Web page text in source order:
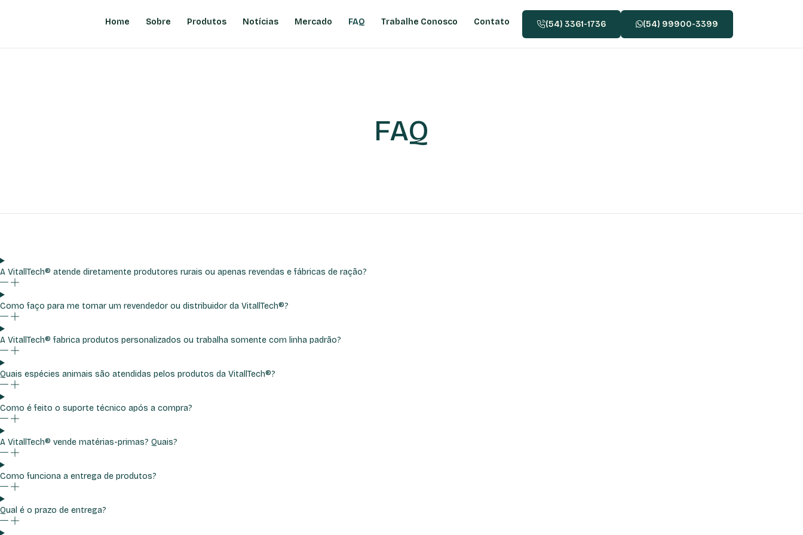
Home Sobre Produtos Notícias Mercado FAQ Trabalhe Conosco Contato (54) 3361-1736 (54) 99900-3399
FAQ
A VitallTech® atende diretamente produtores rurais ou apenas revendas e fábricas de ração?
Como faço para me tornar um revendedor ou distribuidor da VitallTech®?
A VitallTech® fabrica produtos personalizados ou trabalha somente com linha padrão?
Quais espécies animais são atendidas pelos produtos da VitallTech®?
Como é feito o suporte técnico após a compra?
A VitallTech® vende matérias-primas? Quais?
Como funciona a entrega de produtos?
Qual é o prazo de entrega?